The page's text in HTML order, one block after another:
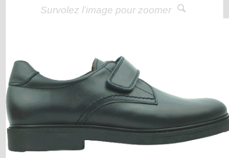
Survolez l’image pour zoomer